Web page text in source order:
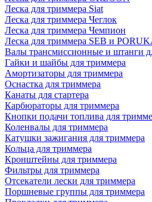
Леска для триммера Siat
Леска для триммера Чеглок
Леска для триммера Чемпион
Леска для триммера SEB и
Валы трансмиссионные и штанги
Гайки и шайбы для триммера
Амортизаторы для триммера
Оснастка для триммера
Канаты для стартера
Карбюраторы для триммера
Кнопки подачи топлива для
Коленвалы для триммера
Катушки зажигания для триммера
Кольца для триммера
Кронштейны для триммера
Фильтры для триммера
Отсекатели лески для триммера
Поршневые группы для триммера